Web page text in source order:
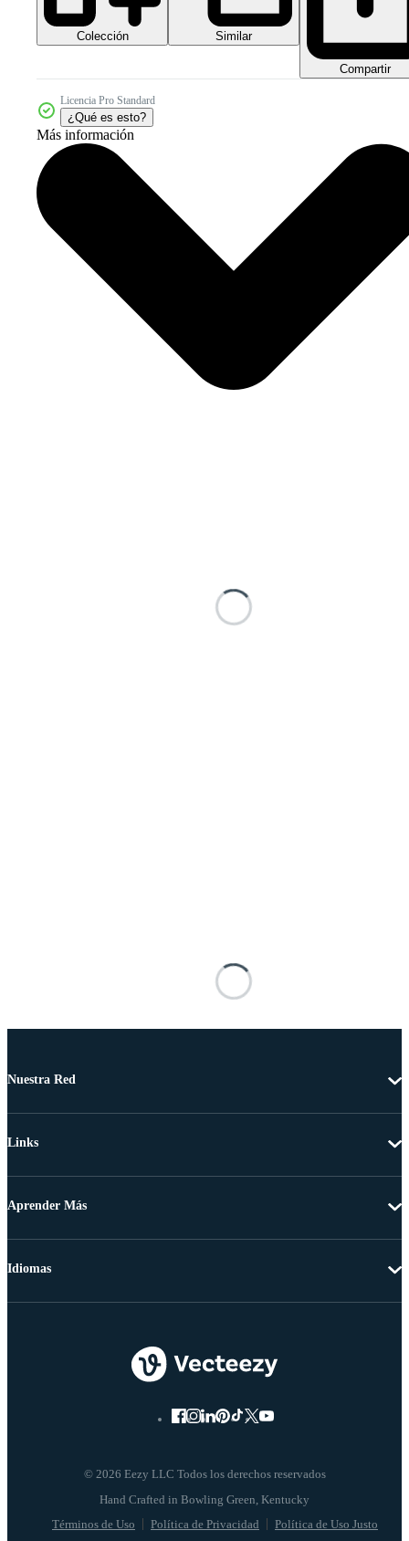
Colección Similar
Compartir
Licencia Pro Standard
¿Qué es esto?
Más información
Nuestra Red
Links
Aprender Más
© 2026 Eezy LLC Todos los derechos reservados
Términos de Uso Política de Privacidad Política de Uso Justo
Idiomas